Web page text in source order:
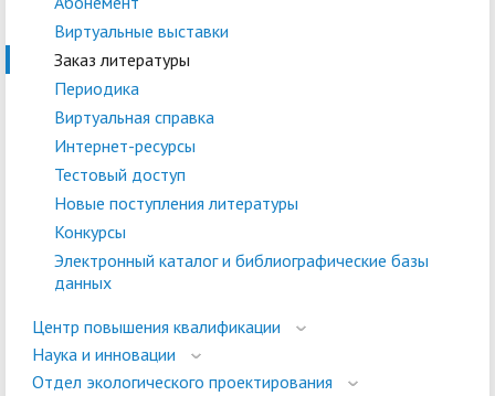
Виртуальные выставки
Заказ литературы
Периодика
Виртуальная справка
Интернет-ресурсы
Тестовый доступ
Новые поступления литературы
Конкурсы
Электронный каталог и библиографические базы
данных
Центр повышения квалификации
Наука и инновации
Отдел экологического проектирования